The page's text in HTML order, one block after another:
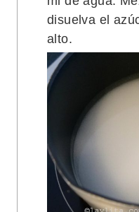
disuelva el
alto.